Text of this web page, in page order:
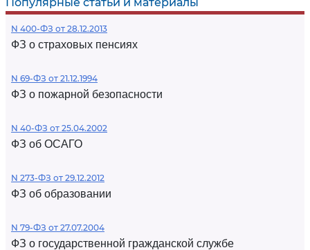
N 400-ФЗ от 28.12.2013
ФЗ о страховых пенсиях
N 69-ФЗ от 21.12.1994
ФЗ о пожарной безопасности
N 40-ФЗ от 25.04.2002
ФЗ об ОСАГО
N 273-ФЗ от 29.12.2012
ФЗ об образовании
N 79-ФЗ от 27.07.2004
ФЗ о государственной гражданской службе